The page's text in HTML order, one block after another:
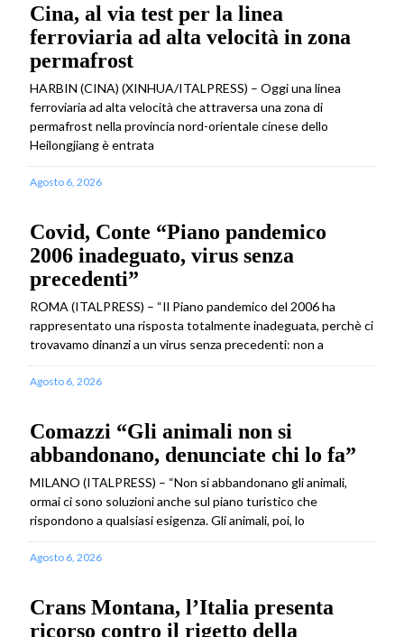
Cina, al via test per la linea
ferroviaria ad alta velocità in zona
permafrost
HARBIN (CINA) (XINHUA/ITALPRESS) – Oggi una linea
ferroviaria ad alta velocità che attraversa una zona di
permafrost nella provincia nord-orientale cinese dello
Heilongjiang è entrata
Agosto 6, 2026
Covid, Conte “Piano pandemico
2006 inadeguato, virus senza
precedenti”
ROMA (ITALPRESS) – “Il Piano pandemico del 2006 ha
rappresentato una risposta totalmente inadeguata, perchè ci
trovavamo dinanzi a un virus senza precedenti: non a
Agosto 6, 2026
Comazzi “Gli animali non si
abbandonano, denunciate chi lo fa”
MILANO (ITALPRESS) – “Non si abbandonano gli animali,
ormai ci sono soluzioni anche sul piano turistico che
rispondono a qualsiasi esigenza. Gli animali, poi, lo
Agosto 6, 2026
Crans Montana, l’Italia presenta
ricorso contro il rigetto della